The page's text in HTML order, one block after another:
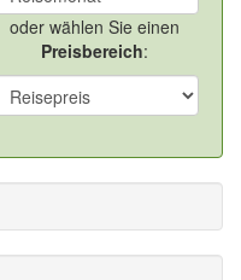
oder wählen Sie einen
Preisbereich: